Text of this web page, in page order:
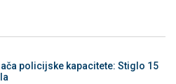
policijske kapacitete: Stiglo 15